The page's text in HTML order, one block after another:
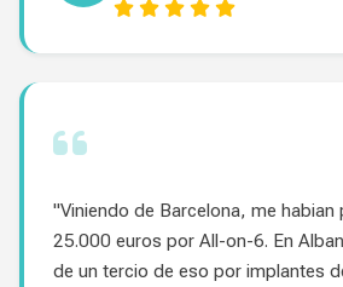
"Viniendo de Barcelona, me habian
25.000 euros por All-on-6. En
de un tercio de eso por implantes